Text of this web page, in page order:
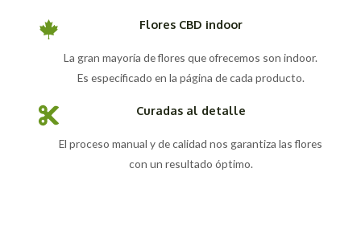
Flores CBD indoor
La gran mayoría de flores que ofrecemos son indoor.
Es especificado en la página de cada producto.
Curadas al detalle
El proceso manual y de calidad nos garantiza las flores
con un resultado óptimo.